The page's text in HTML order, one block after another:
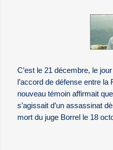
C’est le 21 décembre, le
l’accord de défense entre la
nouveau témoin affirmait
s’agissait d’un assassinat
mort du juge Borrel le 18